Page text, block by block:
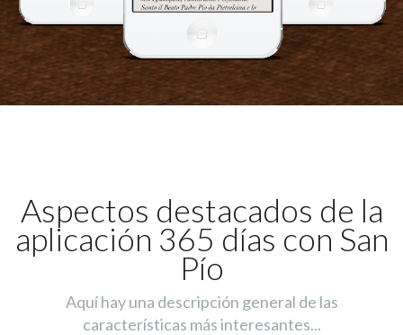
Aspectos destacados de la
aplicación 365 días con San
Pío
Aquí hay una descripción general de las
características más interesantes...